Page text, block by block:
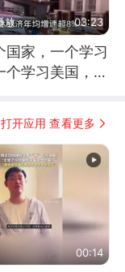
放 03:23
国家，一个学习
个学习美国，结
打开应用 查看更多
00:14